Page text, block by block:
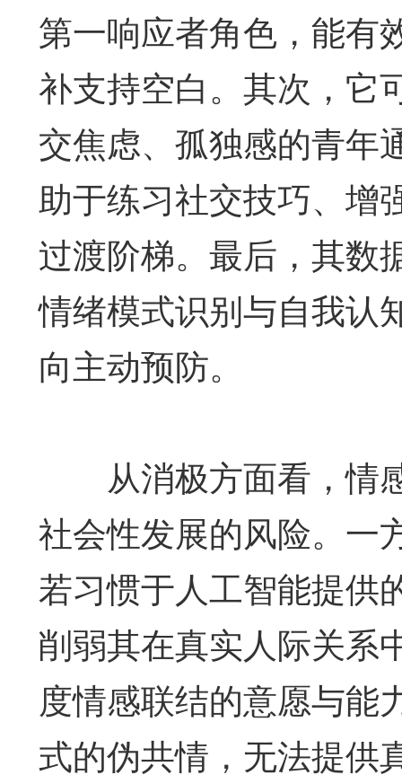
第一响应者角色，能有
补支持空白。其次，它
交焦虑、孤独感的青年
助于练习社交技巧、增
过渡阶梯。最后，其数
情绪模式识别与自我认
向主动预防。
从消极方面看，情
社会性发展的风险。一
若习惯于人工智能提供
削弱其在真实人际关系
度情感联结的意愿与能
式的伪共情，无法提供